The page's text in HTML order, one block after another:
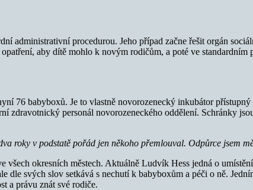
administrativní procedurou. Jeho případ začne řešit orgán
aby dítě mohlo k novým rodičům, a poté ve standardním
76 babyboxů. Je to vlastně novorozenecký inkubátor
zdravotnický personál novorozeneckého oddělení. Schránky
roky v podstatě pořád jen někoho přemlouval. Odpůrce jsem
okresních městech. Aktuálně Ludvík Hess jedná o
dle svých slov setkává s nechutí k babyboxům a péči o ně.
a právu znát své rodiče.